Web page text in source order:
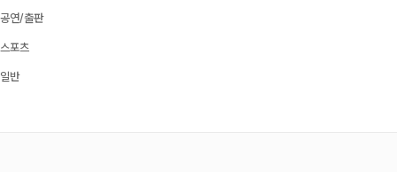
공연/출판
스포츠
일반